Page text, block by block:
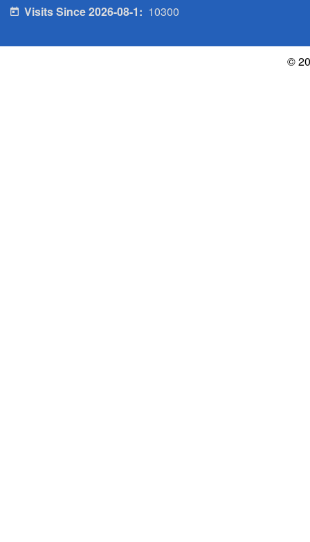
Visits Since 2026-08-1: 10300
©